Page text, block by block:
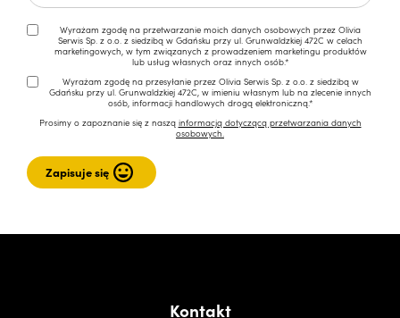
Wyrażam zgodę na przetwarzanie moich danych osobowych przez Olivia
Serwis Sp. z o.o. z siedzibą w Gdańsku przy ul. Grunwaldzkiej 472C w celach
marketingowych, w tym związanych z prowadzeniem marketingu produktów
lub usług własnych oraz innych osób.*
Wyrażam zgodę na przesyłanie przez Olivia Serwis Sp. z o.o. z siedzibą w
Gdańsku przy ul. Grunwaldzkiej 472C, w imieniu własnym lub na zlecenie innych
osób, informacji handlowych drogą elektroniczną.*
Prosimy o zapoznanie się z naszą informacją dotyczącą przetwarzania danych
osobowych.
Kontakt